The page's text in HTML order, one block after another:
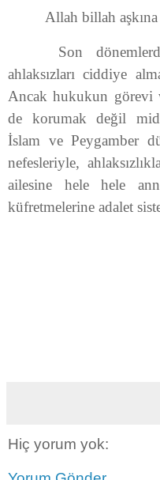
Allah billah
Son
ahlaksızları ciddiye
Ancak hukukun görevi
de korumak değil
İslam ve Peygamber
nefesleriyle,
ailesine hele hele
küfretmelerine adalet
Hiç yorum yok: